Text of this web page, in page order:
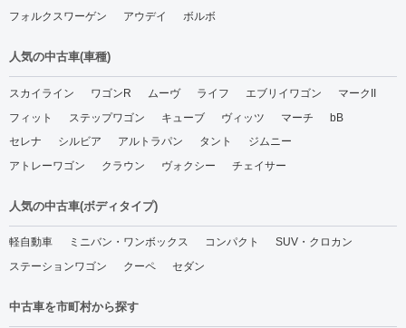
フォルクスワーゲン
アウデイ ボルボ
人気の中古車(車種)
スカイライン ワゴンR ムーヴ ライフ エブリイワゴン
マークII
フィット
ステップワゴン キューブ ヴィッツ マーチ
bB
セレナ
シルビア アルトラパン タント
ジムニー
アトレーワゴン
クラウン ヴォクシー チェイサー
人気の中古車(ボディタイプ)
軽自動車 ミニバン・ワンボックス コンパクト
SUV・クロカン
ステーションワゴン
クーペ セダン
中古車を市町村から探す